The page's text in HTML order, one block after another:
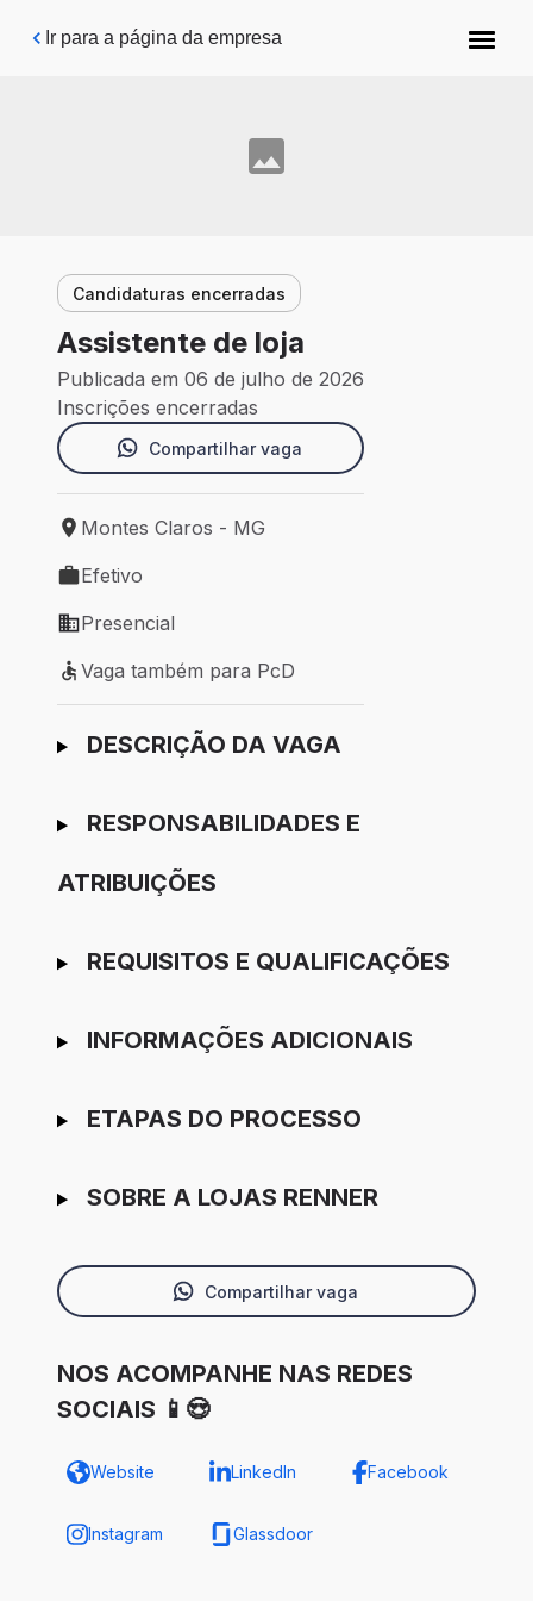
Pular para o conteúdo principal
Ir para a página da empresa
Candidaturas encerradas
Assistente de loja
Publicada em 06 de julho de 2026
Inscrições encerradas
Compartilhar vaga
Local de trabalho: Montes Claros - MG
Montes Claros - MG
Tipo de vaga: Efetivo
Efetivo
Modelo de trabalho: Presencial
Presencial
Vaga também para PcD
Vaga também para PcD
Ir para candidatura
DESCRIÇÃO DA VAGA
RESPONSABILIDADES E
ATRIBUIÇÕES
REQUISITOS E QUALIFICAÇÕES
INFORMAÇÕES ADICIONAIS
ETAPAS DO PROCESSO
SOBRE A LOJAS RENNER
Compartilhar vaga
NOS ACOMPANHE NAS REDES
SOCIAIS 📱😍
Website LinkedIn Facebook
Instagram Glassdoor